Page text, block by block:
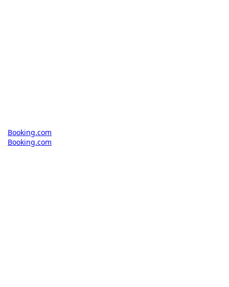
Booking.com
Booking.com